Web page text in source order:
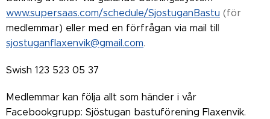
www.supersaas.com/schedule/SjostuganBastu (för
medlemmar) eller med en förfrågan via mail till
sjostuganflaxenvik@gmail.com.
Swish 123 523 05 37
Medlemmar kan följa allt som händer i vår
Facebookgrupp: Sjöstugan bastuförening Flaxenvik.